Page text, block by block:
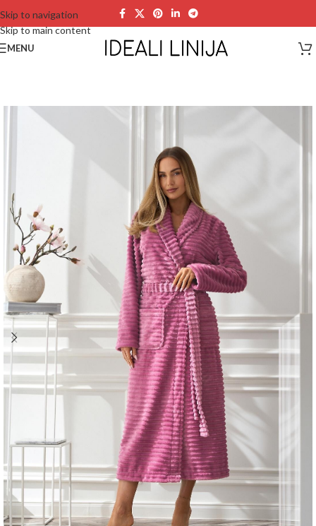
Skip to navigation
Skip to main content
MENU